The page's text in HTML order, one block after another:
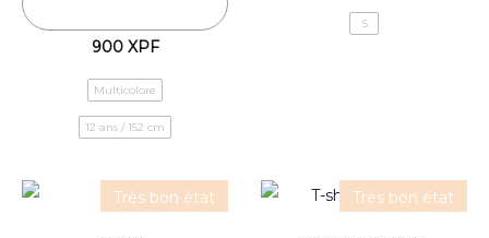
900 XPF
Multicolore
12 ans / 152 cm
S
Très bon état Très bon état